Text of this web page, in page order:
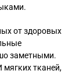
от здоровых
заметными.
мягких тканей,